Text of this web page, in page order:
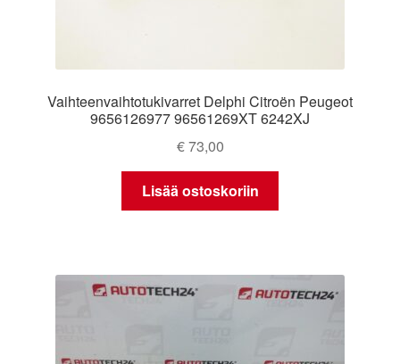
Vaihteenvaihtotukivarret Delphi Citroën Peugeot
9656126977 96561269XT 6242XJ
€73,00
Lisää ostoskoriin